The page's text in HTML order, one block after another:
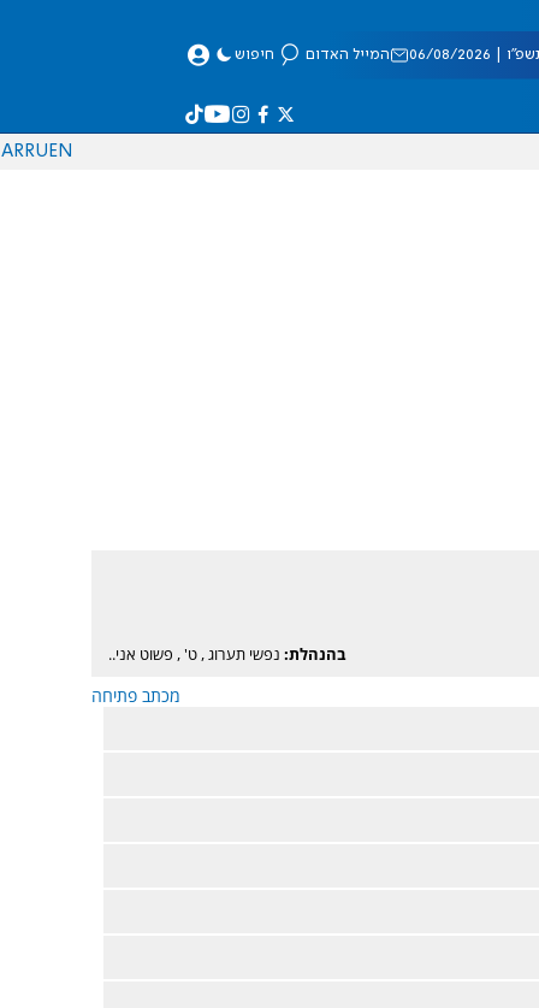
08/2026 המייל האדום חיפוש
EN
RU
AR
בהנהלת: נפשי תערוג,ט', פשוט אני..
מכתב פתיחה